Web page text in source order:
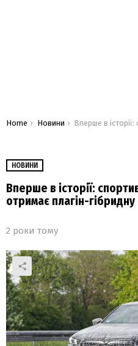
You are here:
Home Новини Вперше в історії: спортивний седан BMW M5 отримає плагін-гібридну
НОВИНИ
Вперше в історії:
отримає плагін-
2 роки тому